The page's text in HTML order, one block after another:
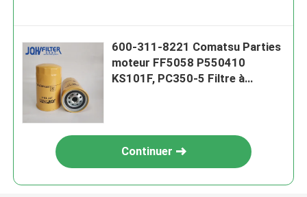
600-311-8221 Comatsu Parties
moteur FF5058 P550410
KS101F, PC350-5 Filtre à
Continuer